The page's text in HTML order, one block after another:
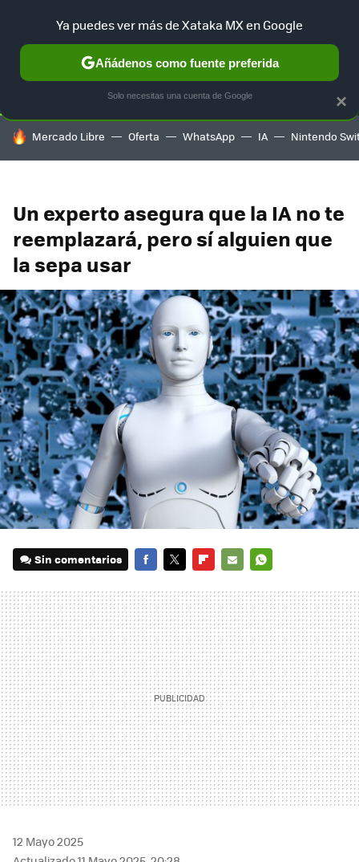
SELECCIÓN GAMING HOME AUTO TERRITORIO
HOY SE HABLA DE
Mercado Libre Oferta WhatsApp IA Nintendo
Un experto asegura que la IA no te
reemplazará, pero sí alguien que
la sepa usar
Sin comentarios
MAIL
12 Mayo 2025
×
Ya puedes ver más de Xataka MX en Google
Añádenos como fuente preferida
Solo necesitas una cuenta de Google